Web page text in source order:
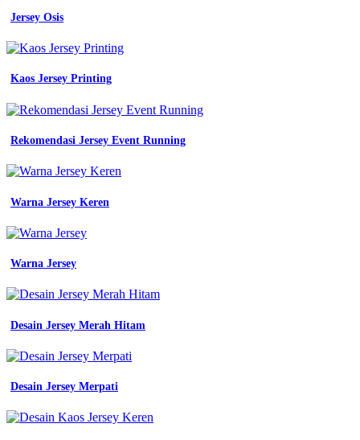
Jersey Osis
Kaos Jersey Printing
Rekomendasi Jersey Event Running
Warna Jersey Keren
Warna Jersey
Desain Jersey Merah Hitam
Desain Jersey Merpati